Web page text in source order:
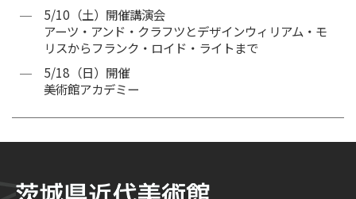
5/10（土）開催講演会
アーツ・アンド・クラフツとデザインウィリアム・モ
リスからフランク・ロイド・ライトまで
5/18（日）開催
美術館アカデミー